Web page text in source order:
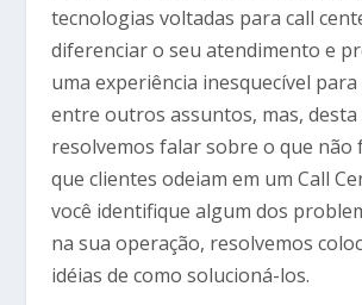
tecnologias voltadas para call
diferenciar o seu atendimento e
uma experiência inesquecível
entre outros assuntos, mas, desta
resolvemos falar sobre o que não
que clientes odeiam em um Call
você identifique algum dos
na sua operação, resolvemos
idéias de como solucioná-los.